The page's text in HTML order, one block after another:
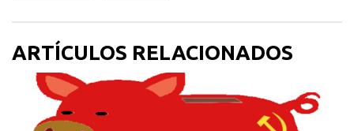
ARTÍCULOS RELACIONADOS